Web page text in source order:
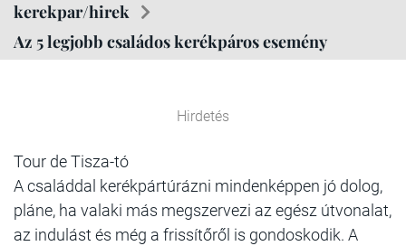
kerekpar/hirek
Az 5 legjobb családos kerékpáros esemény
Hirdetés
Tour de Tisza-tó
A családdal kerékpártúrázni mindenképpen jó dolog,
pláne, ha valaki más megszervezi az egész útvonalat,
az indulást és még a frissítőről is gondoskodik. A